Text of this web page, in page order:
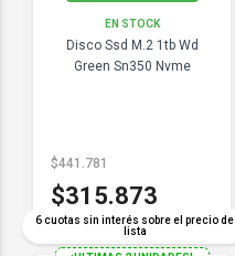
EN STOCK
Disco Ssd M.2 1tb Wd
Green Sn350 Nvme
6 cuotas sin interés sobre el precio de
lista
$441.781
$315.873